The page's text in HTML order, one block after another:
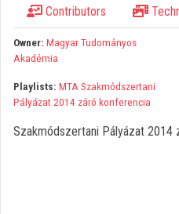
Organizations
Contributors
Contributors
Owner: Magyar Tudományos
Akadémia
Playlists: MTA Szakmódszertani
Pályázat 2014 záró konferencia
Szakmódszertani Pályázat 2014